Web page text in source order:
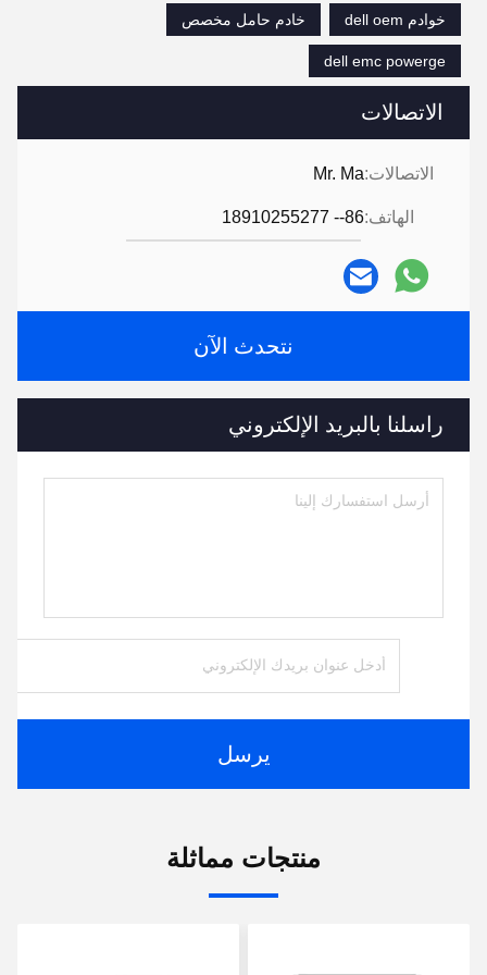
الاتصالات
الاتصالات:Mr. Ma
الهاتف:86-- 18910255277
نتحدث الآن
راسلنا بالبريد الإلكتروني
يرسل
خوادم dell oem
خادم حامل مخصص
dell emc powerge
منتجات مماثلة